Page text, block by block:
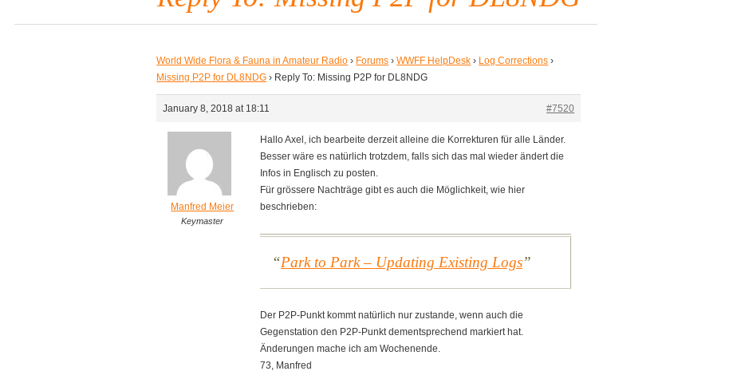
World Wide Flora & Fauna in Amateur Radio › Forums › WWFF HelpDesk › Log Corrections ›
Missing P2P for DL8NDG › Reply To: Missing P2P for DL8NDG
January 8, 2018 at 18:11 #7520
Manfred Meier
Keymaster
Hallo Axel, ich bearbeite derzeit alleine die Korrekturen für alle Länder.
Besser wäre es natürlich trotzdem, falls sich das mal wieder ändert die
Infos in Englisch zu posten.
Für grössere Nachträge gibt es auch die Möglichkeit, wie hier
beschrieben:
Park to Park – Updating Existing Logs
Der P2P-Punkt kommt natürlich nur zustande, wenn auch die
Gegenstation den P2P-Punkt dementsprechend markiert hat.
Änderungen mache ich am Wochenende.
73, Manfred